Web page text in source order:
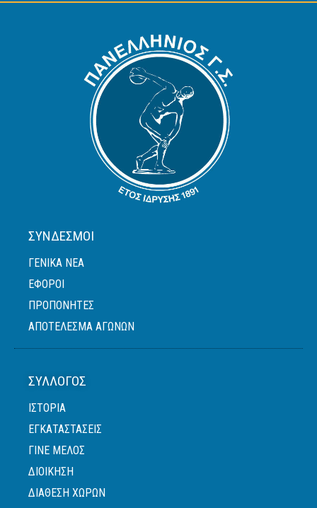
ΣΎΝΔΕΣΜΟΙ
ΓΕΝΙΚΆ ΝΈΑ
ΈΦΟΡΟΙ
ΠΡΟΠΟΝΗΤΈΣ
ΑΠΟΤΕΛΕΣΜΑ ΑΓΩΝΩΝ
ΣΎΛΛΟΓΟΣ
ΙΣΤΟΡΙΑ
ΕΓΚΑΤΑΣΤΑΣΕΙΣ
ΓΙΝΕ ΜΕΛΟΣ
ΔΙΟΙΚΗΣΗ
ΔΙΑΘΕΣΗ ΧΩΡΩΝ